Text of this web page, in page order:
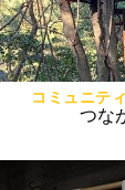
コミュニテ
つな